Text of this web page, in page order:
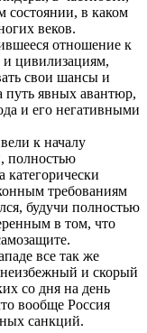
в каком
веков.
отношение к
цивилизациям,
свои шансы и
путь явных авантюр,
и его негативными
к началу
полностью
категорически
требованиям
будучи полностью
в том, что
все так же
неизбежный и скорый
со дня на день
вообще Россия
санкций.